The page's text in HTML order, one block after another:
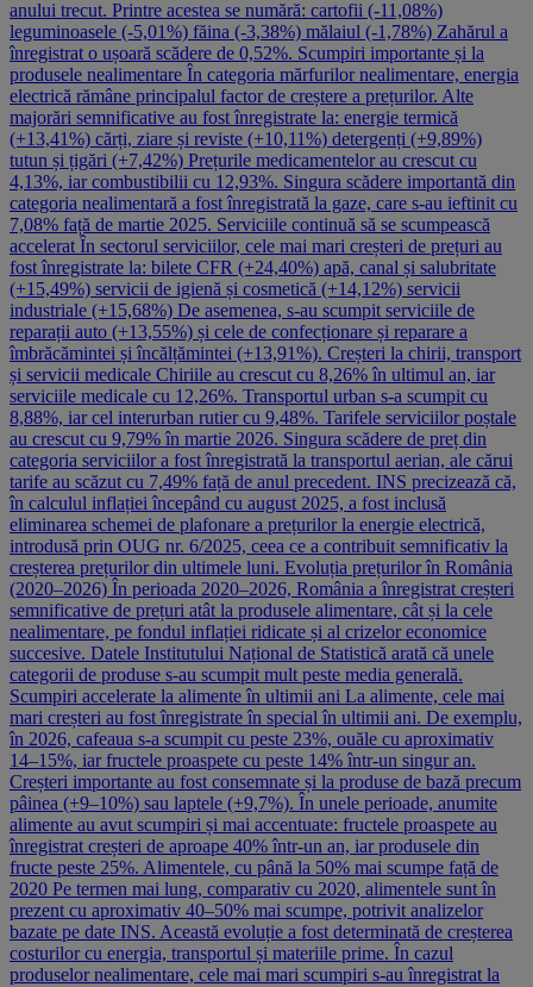
anului trecut. Printre acestea se numără: cartofii (-11,08%)
leguminoasele (-5,01%) făina (-3,38%) mălaiul (-1,78%) Zahărul a
înregistrat o ușoară scădere de 0,52%. Scumpiri importante și la
produsele nealimentare În categoria mărfurilor nealimentare, energia
electrică rămâne principalul factor de creștere a prețurilor. Alte
majorări semnificative au fost înregistrate la: energie termică
(+13,41%) cărți, ziare și reviste (+10,11%) detergenți (+9,89%)
tutun și țigări (+7,42%) Prețurile medicamentelor au crescut cu
4,13%, iar combustibilii cu 12,93%. Singura scădere importantă din
categoria nealimentară a fost înregistrată la gaze, care s-au ieftinit cu
7,08% față de martie 2025. Serviciile continuă să se scumpească
accelerat În sectorul serviciilor, cele mai mari creșteri de prețuri au
fost înregistrate la: bilete CFR (+24,40%) apă, canal și salubritate
(+15,49%) servicii de igienă și cosmetică (+14,12%) servicii
industriale (+15,68%) De asemenea, s-au scumpit serviciile de
reparații auto (+13,55%) și cele de confecționare și reparare a
îmbrăcămintei și încălțămintei (+13,91%). Creșteri la chirii, transport
și servicii medicale Chiriile au crescut cu 8,26% în ultimul an, iar
serviciile medicale cu 12,26%. Transportul urban s-a scumpit cu
8,88%, iar cel interurban rutier cu 9,48%. Tarifele serviciilor poștale
au crescut cu 9,79% în martie 2026. Singura scădere de preț din
categoria serviciilor a fost înregistrată la transportul aerian, ale cărui
tarife au scăzut cu 7,49% față de anul precedent. INS precizează că,
în calculul inflației începând cu august 2025, a fost inclusă
eliminarea schemei de plafonare a prețurilor la energie electrică,
introdusă prin OUG nr. 6/2025, ceea ce a contribuit semnificativ la
creșterea prețurilor din ultimele luni. Evoluția prețurilor în România
(2020–2026) În perioada 2020–2026, România a înregistrat creșteri
semnificative de prețuri atât la produsele alimentare, cât și la cele
nealimentare, pe fondul inflației ridicate și al crizelor economice
succesive. Datele Institutului Național de Statistică arată că unele
categorii de produse s-au scumpit mult peste media generală.
Scumpiri accelerate la alimente în ultimii ani La alimente, cele mai
mari creșteri au fost înregistrate în special în ultimii ani. De exemplu,
în 2026, cafeaua s-a scumpit cu peste 23%, ouăle cu aproximativ
14–15%, iar fructele proaspete cu peste 14% într-un singur an.
Creșteri importante au fost consemnate și la produse de bază precum
pâinea (+9–10%) sau laptele (+9,7%). În unele perioade, anumite
alimente au avut scumpiri și mai accentuate: fructele proaspete au
înregistrat creșteri de aproape 40% într-un an, iar produsele din
fructe peste 25%. Alimentele, cu până la 50% mai scumpe față de
2020 Pe termen mai lung, comparativ cu 2020, alimentele sunt în
prezent cu aproximativ 40–50% mai scumpe, potrivit analizelor
bazate pe date INS. Această evoluție a fost determinată de creșterea
costurilor cu energia, transportul și materiile prime. În cazul
produselor nealimentare, cele mai mari scumpiri s-au înregistrat la